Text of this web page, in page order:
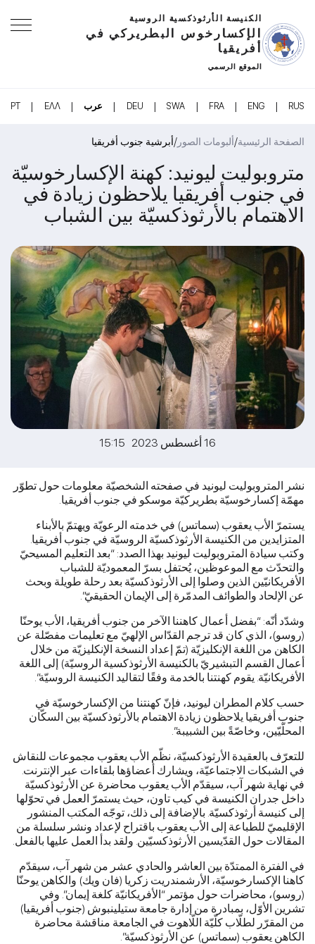
الكنيسة الأرثوذكسية الروسية
الإكسارخوس البطريركي في
أفريقيا
الموقع الرسمي
RUS
|
ENG
|
FRA
|
SWA
|
DEU
| عرب |
ΕΛΛ
|
PT
الصفحة الرئيسية/ألبومات الصور /أبرشية جنوب أفريقيا
متروبوليت ليونيد: كهنة الإكسارخوسيّة
في جنوب أفريقيا يلاحظون زيادة في
الاهتمام بالأرثوذكسيّة بين الشباب
16 أغسطس 2023 15:15
نشر المتروبوليت ليونيد في صفحته الشخصيّة معلومات حول تطوّر
مهمّة إكسارخوسيّة بطريركيّة موسكو في جنوب أفريقيا.
يستمرّ الأب يعقوب (سماتس) في خدمته الرعويّة ويهتمّ بالأبناء
المتزايدين من الكنيسة الأرثوذكسيّة الروسيّة في جنوب أفريقيا.
وكتب سيادة المتروبوليت ليونيد بهذا الصدد: “بعد التعليم المسيحيّ
والتحدّث مع الموعوظين، يُحتفل بسرّ المعموديّة للشباب
الأفريكانيّين الذين وصلوا إلى الأرثوذكسيّة بعد رحلة طويلة وبحث
عن الإلحاد والطوائف المدمّرة إلى الإيمان الحقيقيّ”.
وشدّد أنّه: “بفضل أعمال كاهننا الآخر من جنوب أفريقيا، الأب يوحنّا
(روسو)، الذي كان قد ترجم القدّاس الإلهيّ مع تعليمات مفصّلة عن
الكاهن من اللغة الإنكليزيّة (تمّ إعداد النسخة الإنكليزيّة من خلال
أعمال القسم التبشيريّ بالكنيسة الأرثوذكسية الروسيّة) إلى اللغة
الأفريكانيّة. يقوم كهنتنا بالخدمة وفقًا لتقاليد الكنيسة الروسيّة”.
حسب كلام المطران ليونيد، فإنّ كهنتنا من الإكسارخوسيّة في
جنوب أفريقيا يلاحظون زيادة الاهتمام بالأرثوذكسيّة بين السكّان
المحلّيّين، وخاصّةً بين الشبيبة”.
للتعرّف بالعقيدة الأرثوذكسيّة، نظّم الأب يعقوب مجموعات للنقاش
في الشبكات الاجتماعيّة، ويشارك أعضاؤها بلقاءات عبر الإنترنت.
في نهاية شهر آب، سيقدّم الأب يعقوب محاضرة عن الأرثوذكسيّة
داخل جدران الكنيسة في كيب تاون، حيث يستمرّ العمل في تحوّلها
إلى كنيسة أرثوذكسيّة. بالإضافة إلى ذلك، توجّه المكتب المنشور
الإقليميّ للطباعة إلى الأب يعقوب باقتراح لإعداد ونشر سلسلة من
المقالات حول القدّيسين الأرثوذكسيّين. ولقد بدأ العمل عليها بالفعل.
في الفترة الممتدّة بين العاشر والحادي عشر من شهر آب، سيقدّم
كاهنا الإكسارخوسيّة، الأرشمندريت زكريا (فان ويك) والكاهن يوحنّا
(روسو)، محاضرات حول مؤتمر “الأفريكانيّة كلغة إيمان”. وفي
تشرين الأوّل، بمبادرة من إدارة جامعة ستيلينبوش (جنوب أفريقيا)
من المقرّر لطلّاب كلّيّة اللّاهوت في الجامعة مناقشة محاضرة
الكاهن يعقوب (سماتس) عن الأرثوذكسيّة”.